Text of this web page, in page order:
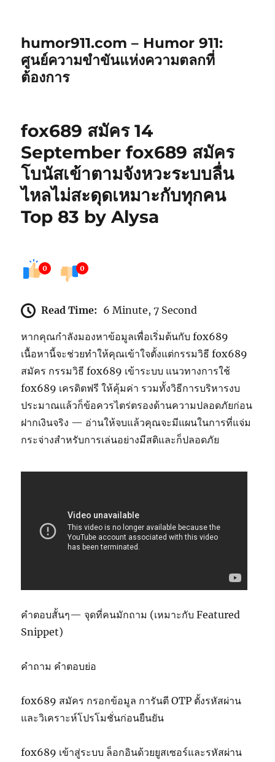
humor911.com – Humor 911:
ศูนย์ความขำขันแห่งความตลกที่
ต้องการ
fox689 สมัคร 14
September fox689 สมัคร
โบนัสเข้าตามจังหวะระบบลื่น
ไหลไม่สะดุดเหมาะกับทุกคน
Top 83 by Alysa
0 0
Read Time: 6 Minute, 7 Second
หากคุณกำลังมองหาข้อมูลเพื่อเริ่มต้นกับ fox689
เนื้อหานี้จะช่วยทำให้คุณเข้าใจตั้งแต่กรรมวิธี fox689
สมัคร กรรมวิธี fox689 เข้าระบบ แนวทางการใช้
fox689 เครดิตฟรี ให้คุ้มค่า รวมทั้งวิธีการบริหารงบ
ประมาณแล้วก็ข้อควรไตร่ตรองด้านความปลอดภัยก่อน
ฝากเงินจริง — อ่านให้จบแล้วคุณจะมีแผนในการที่แจ่ม
กระจ่างสำหรับการเล่นอย่างมีสติและก็ปลอดภัย
คำตอบสั้นๆ— จุดที่คนมักถาม (เหมาะกับ Featured
Snippet)
คำถาม คำตอบย่อ
fox689 สมัคร กรอกข้อมูล การันตี OTP ตั้งรหัสผ่าน
และวิเคราะห์โปรโมชั่นก่อนยืนยัน
fox689 เข้าสู่ระบบ ล็อกอินด้วยยูสเซอร์และรหัสผ่าน